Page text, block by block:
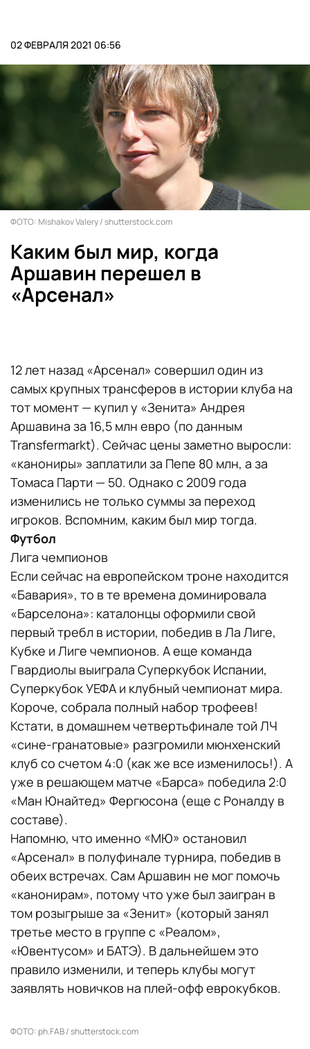
02 ФЕВРАЛЯ 2021 06:56
ФОТО: Mishakov Valery / shutterstock.com
Каким был мир, когда
Аршавин перешел в
«Арсенал»
12 лет назад «Арсенал» совершил один из
самых крупных трансферов в истории клуба на
тот момент — купил у «Зенита» Андрея
Аршавина за 16,5 млн евро (по данным
Transfermarkt). Сейчас цены заметно выросли:
«канониры» заплатили за Пепе 80 млн, а за
Томаса Парти — 50. Однако с 2009 года
изменились не только суммы за переход
игроков. Вспомним, каким был мир тогда.
Футбол
Лига чемпионов
Если сейчас на европейском троне находится
«Бавария», то в те времена доминировала
«Барселона»: каталонцы оформили свой
первый требл в истории, победив в Ла Лиге,
Кубке и Лиге чемпионов. А еще команда
Гвардиолы выиграла Суперкубок Испании,
Суперкубок УЕФА и клубный чемпионат мира.
Короче, собрала полный набор трофеев!
Кстати, в домашнем четвертьфинале той ЛЧ
«сине-гранатовые» разгромили мюнхенский
клуб со счетом 4:0 (как же все изменилось!). А
уже в решающем матче «Барса» победила 2:0
«Ман Юнайтед» Фергюсона (еще с Роналду в
составе).
Напомню, что именно «МЮ» остановил
«Арсенал» в полуфинале турнира, победив в
обеих встречах. Сам Аршавин не мог помочь
«канонирам», потому что уже был заигран в
том розыгрыше за «Зенит» (который занял
третье место в группе с «Реалом»,
«Ювентусом» и БАТЭ). В дальнейшем это
правило изменили, и теперь клубы могут
заявлять новичков на плей-офф еврокубков.
ФОТО: ph.FAB / shutterstock.com